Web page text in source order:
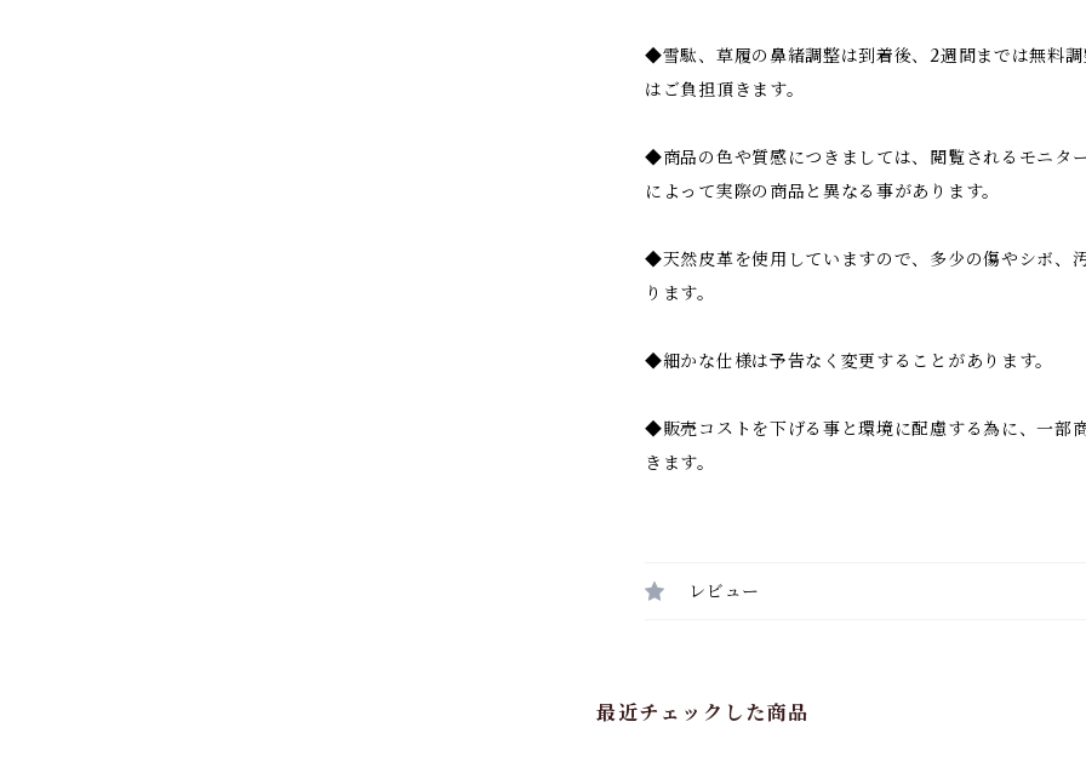
◆雪駄、草履の鼻緒調整は到着後、2週間までは無料
はご負担頂きます。
◆商品の色や質感につきましては、閲覧されるモニタ
によって実際の商品と異なる事があります。
◆天然皮革を使用していますので、多少の傷やシボ、
ります。
◆細かな仕様は予告なく変更することがあります。
◆販売コストを下げる事と環境に配慮する為に、一部
きます。
レビュー
最近チェックした商品